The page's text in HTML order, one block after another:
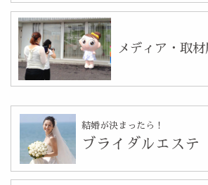
メディア・取材
結婚が決まったら！
ブライダルエステ